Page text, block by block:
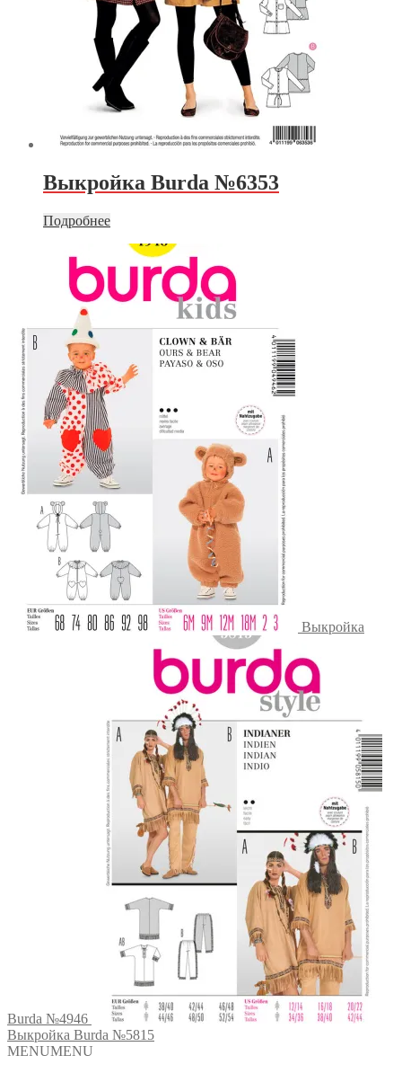
Выкройка Burda №6353
Подробнее
Выкройка
Burda №4946
Выкройка Burda №5815
MENUMENU